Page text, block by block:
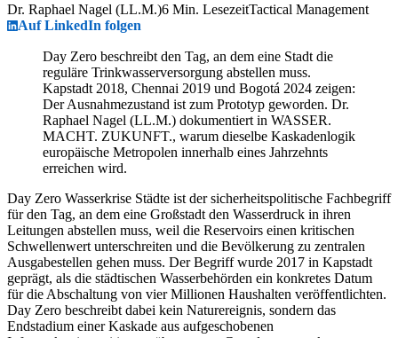
Dr. Raphael Nagel (LL.M.)6 Min. LesezeitTactical Management
Auf LinkedIn folgen
Day Zero beschreibt den Tag, an dem eine Stadt die
reguläre Trinkwasserversorgung abstellen muss.
Kapstadt 2018, Chennai 2019 und Bogotá 2024 zeigen:
Der Ausnahmezustand ist zum Prototyp geworden. Dr.
Raphael Nagel (LL.M.) dokumentiert in WASSER.
MACHT. ZUKUNFT., warum dieselbe Kaskadenlogik
europäische Metropolen innerhalb eines Jahrzehnts
erreichen wird.
Day Zero Wasserkrise Städte ist der sicherheitspolitische Fachbegriff
für den Tag, an dem eine Großstadt den Wasserdruck in ihren
Leitungen abstellen muss, weil die Reservoirs einen kritischen
Schwellenwert unterschreiten und die Bevölkerung zu zentralen
Ausgabestellen gehen muss. Der Begriff wurde 2017 in Kapstadt
geprägt, als die städtischen Wasserbehörden ein konkretes Datum
für die Abschaltung von vier Millionen Haushalten veröffentlichten.
Day Zero beschreibt dabei kein Naturereignis, sondern das
Endstadium einer Kaskade aus aufgeschobenen